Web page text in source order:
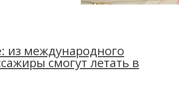
из международного
смогут летать в